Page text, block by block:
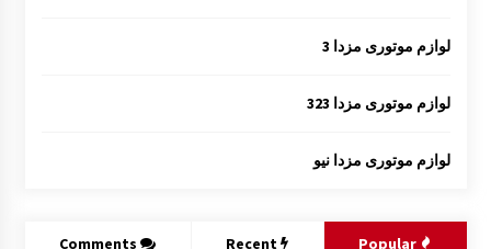
لوازم موتوری مزدا 3
لوازم موتوری مزدا 323
لوازم موتوری مزدا نیو
Recent
Comments